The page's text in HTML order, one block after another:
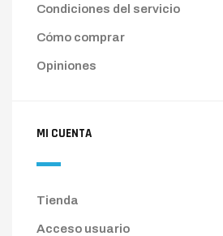
Condiciones del servicio
Cómo comprar
Opiniones
MI CUENTA
Tienda
Acceso usuario